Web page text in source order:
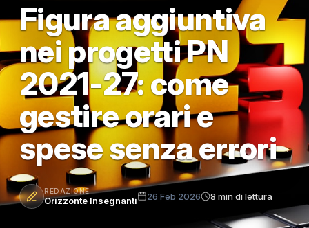
Figura aggiuntiva
nei progetti PN
2021-27: come
gestire orari e
spese senza errori
REDAZIONE
Orizzonte Insegnanti 26 Feb 2026 8 min di lettura